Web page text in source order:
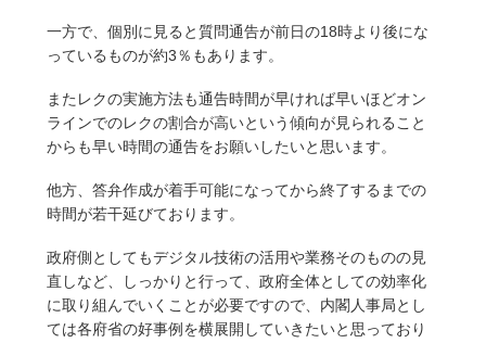
一方で、個別に見ると質問通告が前日の18時より後にな
っているものが約3％もあります。
またレクの実施方法も通告時間が早ければ早いほどオン
ラインでのレクの割合が高いという傾向が見られること
からも早い時間の通告をお願いしたいと思います。
他方、答弁作成が着手可能になってから終了するまでの
時間が若干延びております。
政府側としてもデジタル技術の活用や業務そのものの見
直しなど、しっかりと行って、政府全体としての効率化
に取り組んでいくことが必要ですので、内閣人事局とし
ては各府省の好事例を横展開していきたいと思っており